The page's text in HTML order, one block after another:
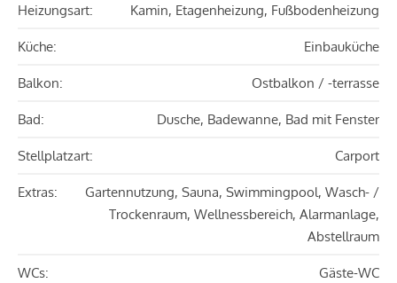
Heizungsart: Kamin, Etagenheizung, Fußbodenheizung
Küche: Einbauküche
Balkon: Ostbalkon / -terrasse
Bad: Dusche, Badewanne, Bad mit Fenster
Stellplatzart: Carport
Extras:
Gartennutzung, Sauna, Swimmingpool, Wasch- /
Trockenraum, Wellnessbereich, Alarmanlage,
Abstellraum
WCs: Gäste-WC